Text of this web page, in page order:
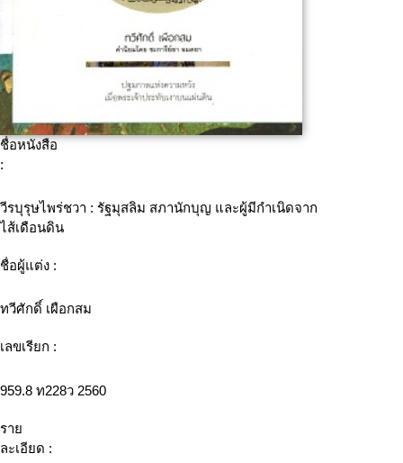
ชื่อหนังสือ
:
วีรบุรุษไพร่ชวา : รัฐมุสลิม สภานักบุญ และผู้มีกำเนิดจาก
ไส้เดือนดิน
ชื่อผู้แต่ง :
ทวีศักดิ์ เผือกสม
เลขเรียก :
959.8 ท228ว 2560
ราย
ละเอียด :